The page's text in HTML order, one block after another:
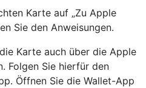
Karte auf „Zu Apple
Sie den Anweisungen.
Karte auch über die Apple
Folgen Sie hierfür den
Öffnen Sie die Wallet-App